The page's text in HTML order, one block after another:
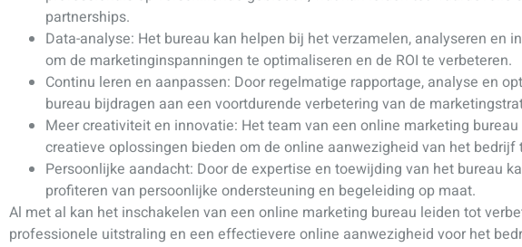
partnerships.
Data-analyse: Het bureau kan helpen bij het verzamelen, analyseren en
om de marketinginspanningen te optimaliseren en de ROI te verbeteren.
Continu leren en aanpassen: Door regelmatige rapportage, analyse en
bureau bijdragen aan een voortdurende verbetering van de
Meer creativiteit en innovatie: Het team van een online marketing
creatieve oplossingen bieden om de online aanwezigheid van het bedrijf
Persoonlijke aandacht: Door de expertise en toewijding van het bureau
profiteren van persoonlijke ondersteuning en begeleiding op maat.
Al met al kan het inschakelen van een online marketing bureau leiden tot
professionele uitstraling en een effectievere online aanwezigheid voor het